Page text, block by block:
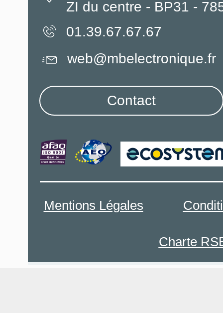
ZI du centre - BP31 -
01.39.67.67.67
Mentions Légales
Charte
web@mbelectronique.fr
Contact